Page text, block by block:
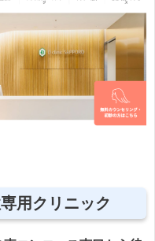
用クリニック